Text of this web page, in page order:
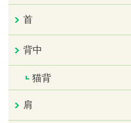
首
背中
猫背
肩